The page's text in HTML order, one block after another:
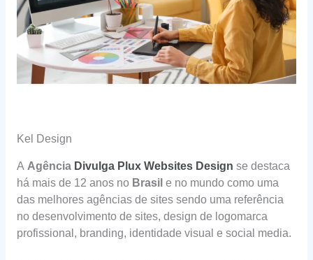
Kel Design
A Agência Divulga Plux Websites Design se destaca
há mais de 12 anos no Brasil e no mundo como uma
das melhores agências de sites sendo uma referência
no desenvolvimento de sites, design de logomarca
profissional, branding, identidade visual e social media.